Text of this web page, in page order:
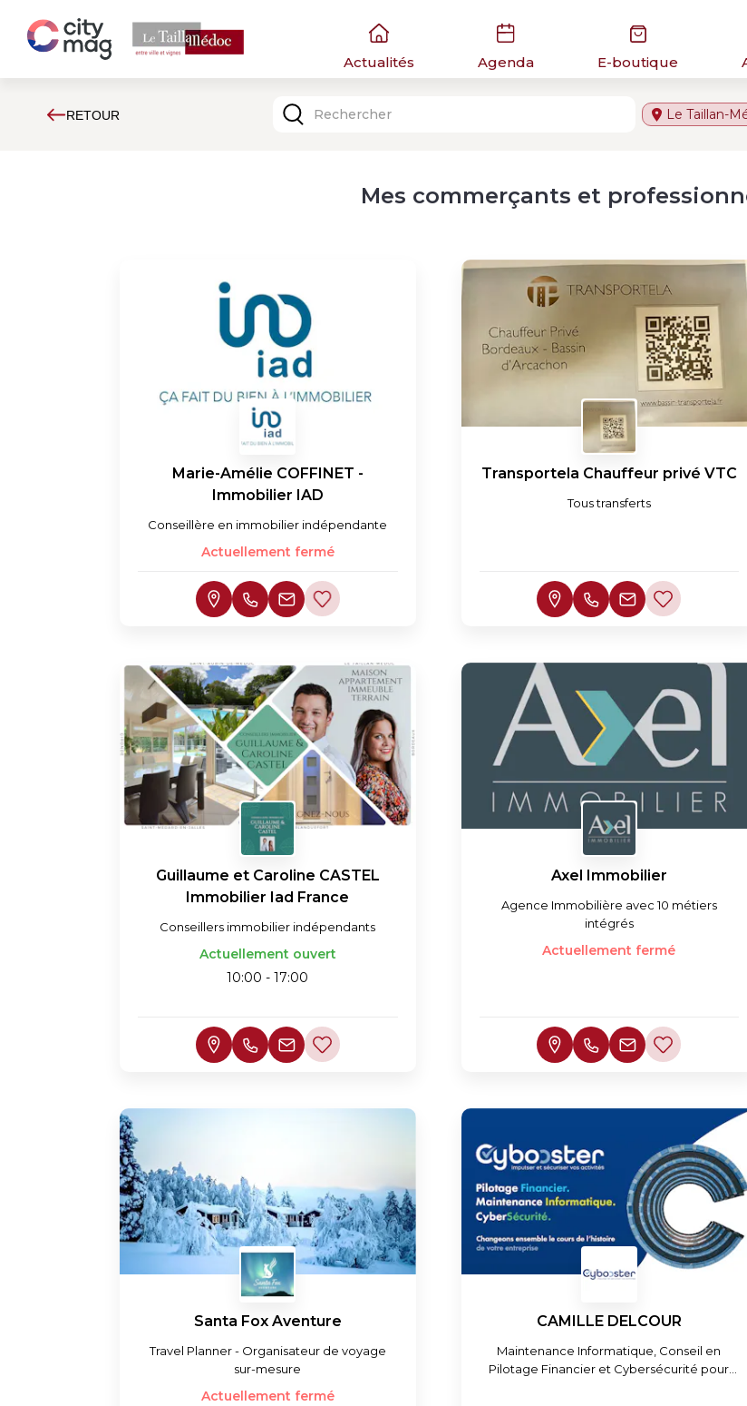
Actualités Agenda E-boutique
RETOUR Le Taillan-
Mes commerçants et
Marie-Amélie COFFINET -
Immobilier IAD
Conseillère en immobilier indépendante
Actuellement fermé
Transportela Chauffeur privé VTC
Tous transferts
Guillaume et Caroline CASTEL
Immobilier Iad France
Conseillers immobilier indépendants
Actuellement ouvert
10:00 - 17:00
Axel Immobilier
Agence Immobilière avec 10 métiers
intégrés
Actuellement fermé
Santa Fox Aventure
Travel Planner - Organisateur de voyage
sur-mesure
Actuellement fermé
CAMILLE DELCOUR
Maintenance Informatique, Conseil en
Pilotage Financier et Cybersécurité pour